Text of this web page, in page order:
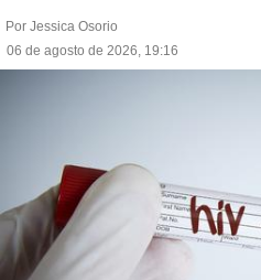
Por Jessica Osorio
06 de agosto de 2026, 19:16